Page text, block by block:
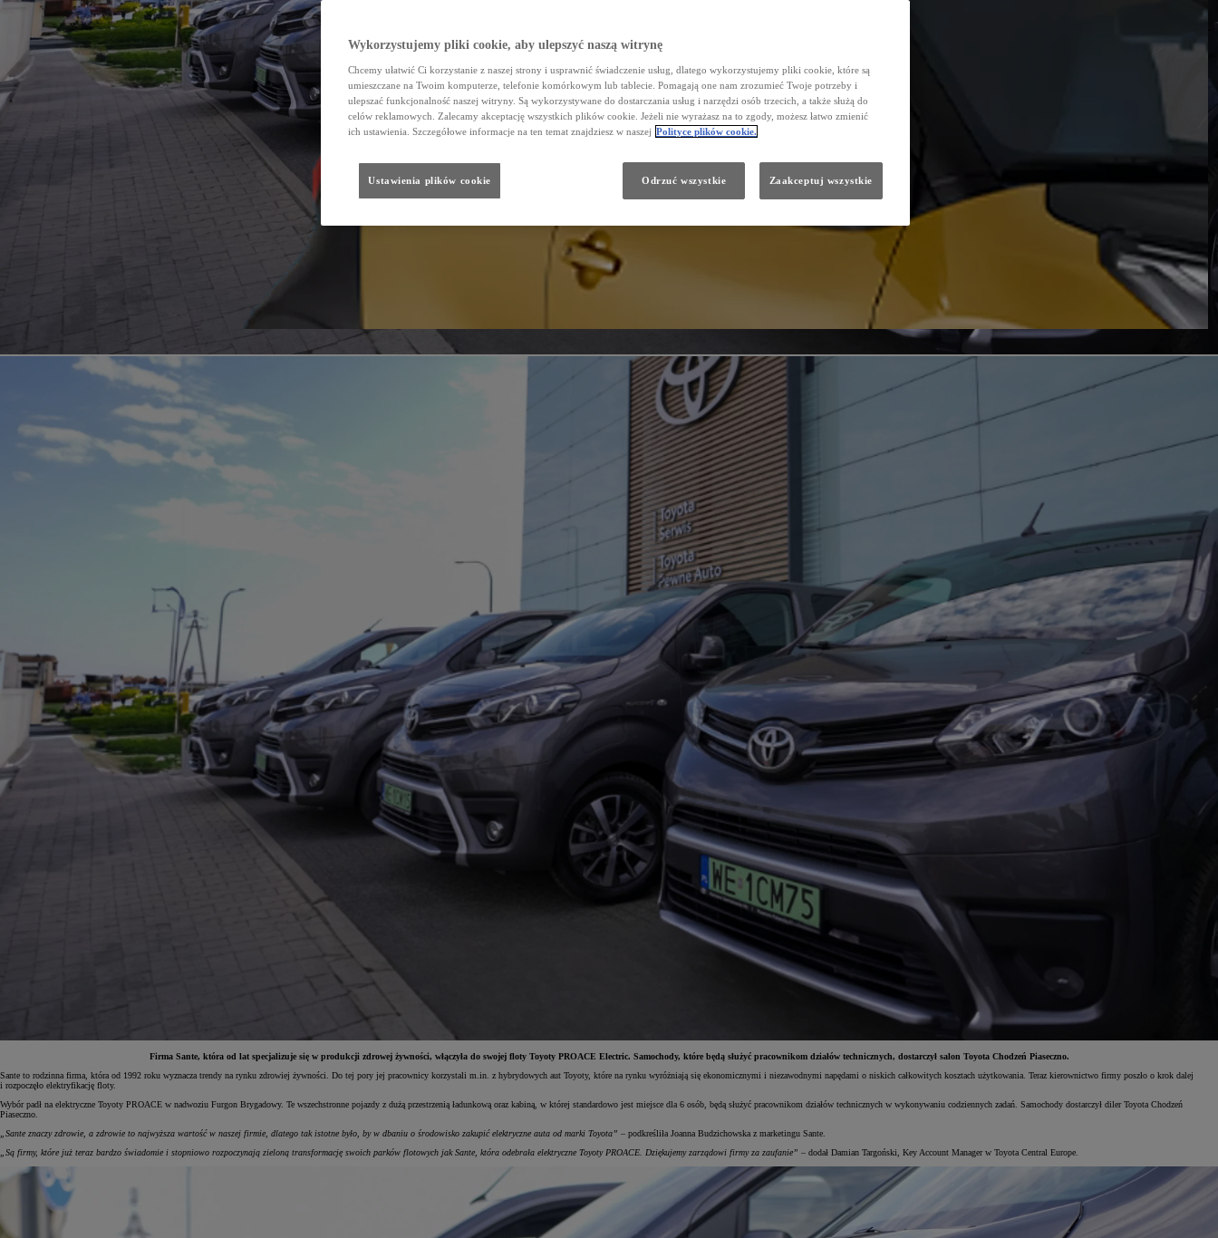
Yaris Cross
HYBRID
Firma Sante, która od lat specjalizuje się w produkcji zdrowej żywności, włączyła do swojej floty Toyoty PROACE Electric. Samochody, które będą służyć pracownikom działów technicznych, dostarczył salon Toyota Chodzeń Piaseczno.
Sante to rodzinna firma, która od 1992 roku wyznacza trendy na rynku zdrowiej żywności. Do tej pory jej pracownicy korzystali m.in. z hybrydowych aut Toyoty, które na rynku wyróżniają się ekonomicznymi i niezawodnymi napędami o niskich całkowitych kosztach użytkowania. Teraz kierownictwo firmy poszło o krok dalej
i rozpoczęło elektryfikację floty.
Wybór padł na elektryczne Toyoty PROACE w nadwoziu Furgon Brygadowy. Te wszechstronne pojazdy z dużą przestrzenią ładunkową oraz kabiną, w której standardowo jest miejsce dla 6 osób, będą służyć pracownikom działów technicznych w wykonywaniu codziennych zadań. Samochody dostarczył diler Toyota Chodzeń
Piaseczno.
„Sante znaczy zdrowie, a zdrowie to najwyższa wartość w naszej firmie, dlatego tak istotne było, by w dbaniu o środowisko zakupić elektryczne auta od marki Toyota” – podkreśliła Joanna Budzichowska z marketingu Sante.
„Są firmy, które już teraz bardzo świadomie i stopniowo rozpoczynają zieloną transformację swoich parków flotowych jak Sante, która odebrała elektryczne Toyoty PROACE. Dziękujemy zarządowi firmy za zaufanie” – dodał Damian Targoński, Key Account Manager w Toyota Central Europe.
Wykorzystujemy pliki cookie, aby ulepszyć naszą witrynę
Chcemy ułatwić Ci korzystanie z naszej strony i usprawnić świadczenie usług, dlatego wykorzystujemy pliki cookie, które są
umieszczane na Twoim komputerze, telefonie komórkowym lub tablecie. Pomagają one nam zrozumieć Twoje potrzeby i
ulepszać funkcjonalność naszej witryny. Są wykorzystywane do dostarczania usług i narzędzi osób trzecich, a także służą do
celów reklamowych. Zalecamy akceptację wszystkich plików cookie. Jeżeli nie wyrażasz na to zgody, możesz łatwo zmienić
ich ustawienia. Szczegółowe informacje na ten temat znajdziesz w naszej Polityce plików cookie.
Odrzuć wszystkie Zaakceptuj wszystkie
Ustawienia plików cookie